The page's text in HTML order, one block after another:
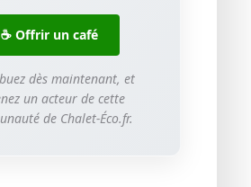
☕ Offrir un café
dès maintenant, et
un acteur de cette
de Chalet-Éco.fr.